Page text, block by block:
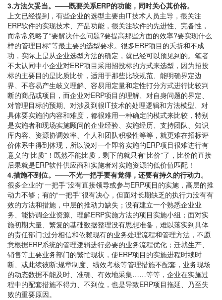
3.方法欠妥当。——既要关系ERP的功能，同时关心其价格。
上文已经提到，有些企业的选型主要由IT技术人员主导，很关注
ERP软件的实现技术、产品功能，很关注软件的先进性、完备性，
而常常忽略了“要解决什么问题?要提高那些方面的效率?要实现什么
样的管理目标”等最主要的选型要求。很多ERP项目的夭折和不成
功，实际上是从企业选型方法的确定，就已经可以预见到的。笔者
不太认同中小企业对ERP项目采用招投标的方式来选型，因为招投
标的主要目的是比质比价，适用于那些比较规范、能明确界定边
界、不容易产生岐义理解、容易用定量和定性打分方式进行比较判
断的商品或项目，而企业对ERP项目的理解、对自身问题的界定、
对管理目标的预期、对涉及到很IT技术的处理逻辑和方法模型、对
具体要实施的内容和难度，都很难用一种确定的模式来比较，特别
是实施者和现场实施顾问的企业经验、实施经历、支持团队、知识
库内容、资源协调效率、个人和团队积极性等等，就更难在招标评
价体系中得到体现，所以说对一个即将实施的ERP项目很难进行有
意义的“比质”！既然不能比质，剩下的就只有“比价”了，比价的直接
后果就是ERP软件供应商和实施者对实施资源的低价值匹配！
4.措施不到位。——不光一把手要有觉得，还要有持久的行动力。
很多企业的“一把手”没有直接领导或参与ERP项目的实施，高层的推
动力不够；有的“一把手”很有决心，但面对长期缺乏的执行力没有有
效的方法和措施，中层的推动力缺失；没有建立一个熟悉企业业
务、能协调企业资源、理解ERP实施方法的项目实施小组；面对实
施初期大量、繁复的基础数据整理没有思想准备，难以落实到具体
的责任部门;过分相信和依赖现有的业务处理流程和管理方法，不愿
意根据ERP系统的管理逻辑进行必要的业务流程优化；迁就生产、
销售等主要业务部门的繁忙现状，使ERP项目的实施进程时续时
断、或此续彼断;规章制度、绩效考核等管理措施不配套，业务现场
的动态数据不能及时、准确、有效地采集……等等，企业在实施过
程中的配套措施不得力、不到位，也是导致ERP项目拖延、乃至失
败的重要原因。